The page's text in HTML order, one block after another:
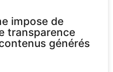
impose de
transparence
générés